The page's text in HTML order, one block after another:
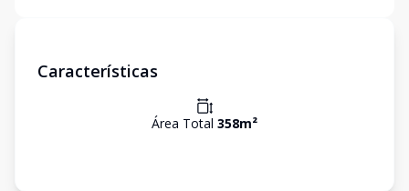
Características
Área Total 358m²